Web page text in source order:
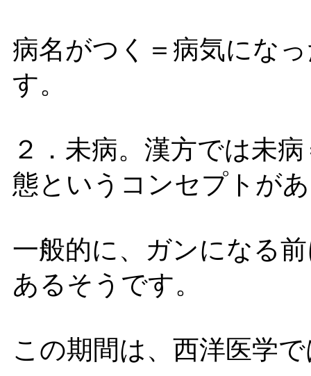
病名がつく＝病気にな
す。
２．未病。漢方では未
態というコンセプトが
一般的に、ガンになる
あるそうです。
この期間は、西洋医学